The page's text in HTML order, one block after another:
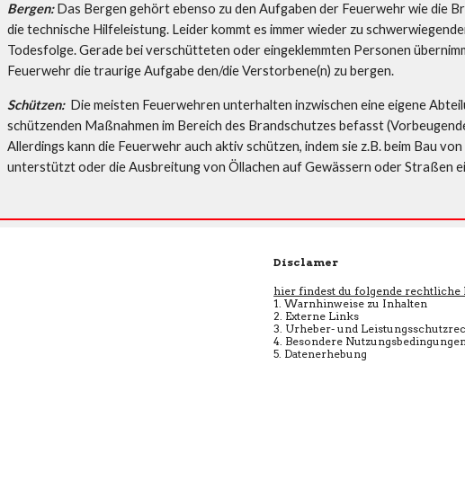
Bergen: Das Bergen gehört ebenso zu den Aufgaben der Feuerwehr wie die
die technische Hilfeleistung. Leider kommt es immer wieder zu
Todesfolge. Gerade bei verschütteten oder eingeklemmten Personen
Feuerwehr die traurige Aufgabe den/die Verstorbene(n) zu bergen.
Schützen: Die meisten Feuerwehren unterhalten inzwischen eine eigene
schützenden Maßnahmen im Bereich des Brandschutzes befasst
Allerdings kann die Feuerwehr auch aktiv schützen, indem sie z.B. beim Bau
unterstützt oder die Ausbreitung von Öllachen auf Gewässern oder Straßen
Disclamer
hier findest du folgende rechtliche
1. Warnhinweise zu Inhalten
2. Externe Links
3. Urheber- und
4. Besondere
5. Datenerhebung